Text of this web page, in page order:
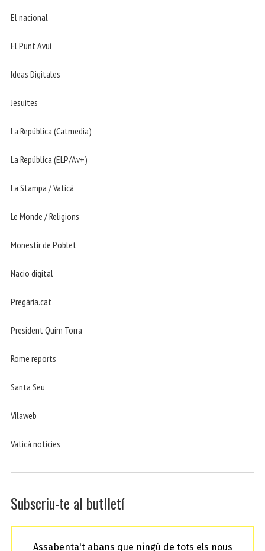
El nacional
El Punt Avui
Ideas Digitales
Jesuites
La República (Catmedia)
La República (ELP/Av+)
La Stampa / Vaticà
Le Monde / Religions
Monestir de Poblet
Nacio digital
Pregària.cat
President Quim Torra
Rome reports
Santa Seu
Vilaweb
Vaticá noticies
Subscriu-te al butlletí
Assabenta't abans que ningú de tots els nous